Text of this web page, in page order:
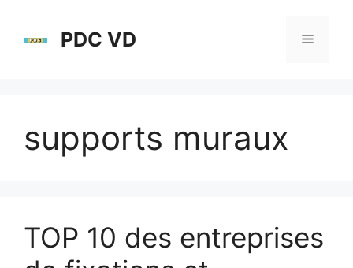
PDC VD Menu
supports muraux
TOP 10 des entreprises